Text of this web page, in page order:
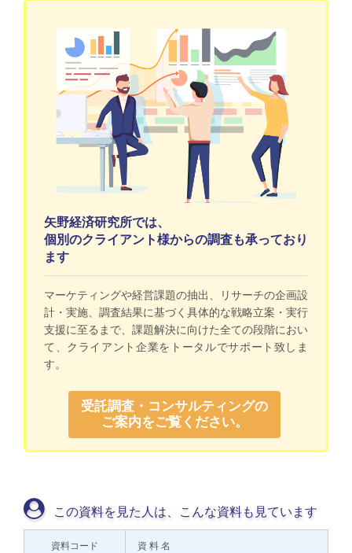
矢野経済研究所では、
個別のクライアント様からの調査も承っており
ます
マーケティングや経営課題の抽出、リサーチの企画設
計・実施、調査結果に基づく具体的な戦略立案・実行
支援に至るまで、課題解決に向けた全ての段階におい
て、クライアント企業をトータルでサポート致しま
す。
受託調査・コンサルティングの
ご案内をご覧ください。
この資料を見た人は、こんな資料も見ています
資料コード 資 料 名